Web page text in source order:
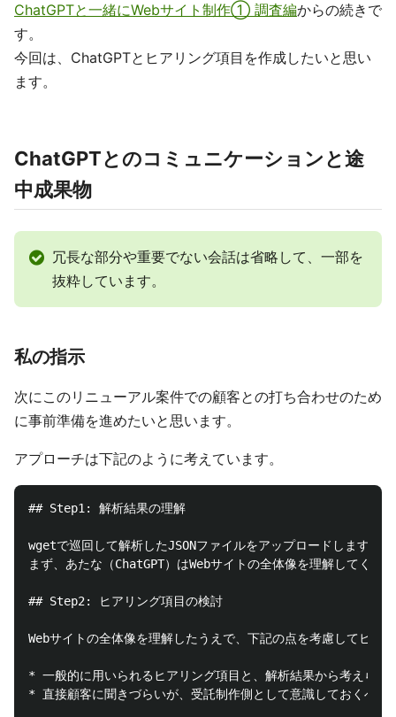
ChatGPTと一緒にWebサイト制作① 調査編からの続きで
す。
今回は、ChatGPTとヒアリング項目を作成したいと思い
ます。
ChatGPTとのコミュニケーションと途
中成果物
冗長な部分や重要でない会話は省略して、一部を
抜粋しています。
私の指示
次にこのリニューアル案件での顧客との打ち合わせのため
に事前準備を進めたいと思います。
アプローチは下記のように考えています。
## Step1: 解析結果の理解
wgetで巡回して解析したJSONファイルをアップロードしますの
まず、あたな（ChatGPT）はWebサイトの全体像を理解してくだ
## Step2: ヒアリング項目の検討
Webサイトの全体像を理解したうえで、下記の点を考慮してヒア
* 一般的に用いられるヒアリング項目と、解析結果から考えられ
* 直接顧客に聞きづらいが、受託制作側として意識しておくべき